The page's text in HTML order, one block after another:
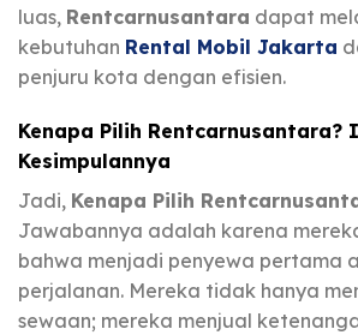
luas, Rentcarnusantara dapat
kebutuhan Rental Mobil Jakarta
penjuru kota dengan efisien.
Kenapa Pilih Rentcarnusantara?
Kesimpulannya
Jadi, Kenapa Pilih
Jawabannya adalah karena
bahwa menjadi penyewa pertama
perjalanan. Mereka tidak hanya
sewaan; mereka menjual